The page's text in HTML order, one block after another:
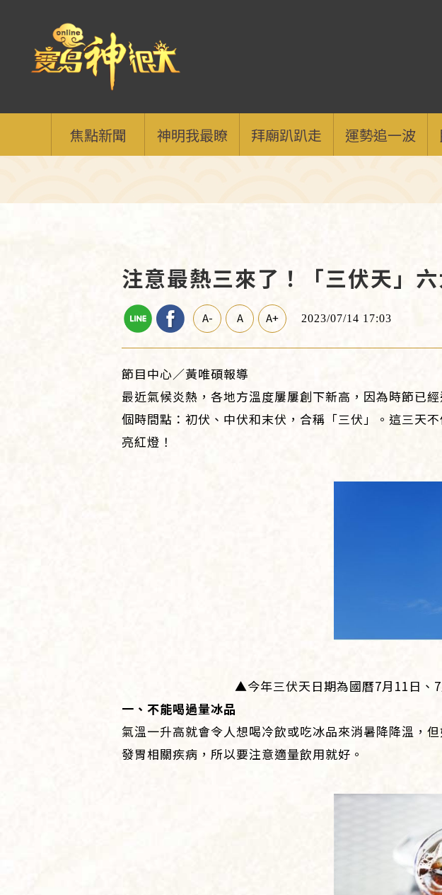
焦點新聞 神明我最瞭 拜廟趴趴走 運勢追一波
注意最熱三來了！「三伏天」
A- A A+ 2023/07/14 17:03
節目中心／黃唯碩報導
最近氣候炎熱，各地方溫度屢屢創下新高，因為時節已
個時間點：初伏、中伏和末伏，合稱「三伏」。這三天
亮紅燈！
▲今年三伏天日期為國曆7月11日、
一、不能喝過量冰品
氣溫一升高就會令人想喝冷飲或吃冰品來消暑降降溫，
發胃相關疾病，所以要注意適量飲用就好。